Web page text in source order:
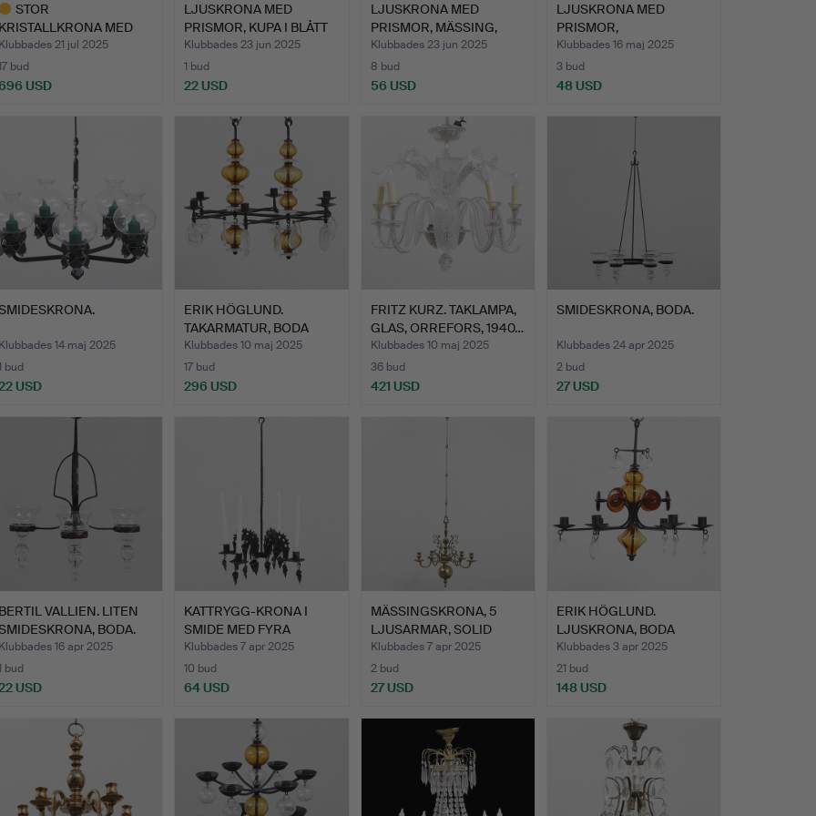
STOR
KRISTALLKRONA MED
KORGBOTTEN,
Klubbades 21 jul 2025
bud
USD
LJUSKRONA MED
PRISMOR, KUPA I BLÅTT
GLAS, …
Klubbades 23 jun 2025
1 bud
22 USD
LJUSKRONA MED
PRISMOR, MÄSSING,
DIAM 46, 1…
Klubbades 23 jun 2025
8 bud
56 USD
LJUSKRONA MED
PRISMOR,
GULDFÖRGYLLD, 1970-…
Klubbades 16 maj 2025
3 bud
48 USD
Klubbades 14 maj 2025
bud
USD
ERIK HÖGLUND.
TAKARMATUR, BODA
SMIDE.
Klubbades 10 maj 2025
17 bud
296 USD
FRITZ KURZ. TAKLAMPA,
GLAS, ORREFORS, 1940…
Klubbades 10 maj 2025
36 bud
421 USD
SMIDESKRONA, BODA.
Klubbades 24 apr 2025
2 bud
27 USD
BERTIL VALLIEN. LITEN
BODA.
Klubbades 16 apr 2025
bud
USD
KATTRYGG-KRONA I
SMIDE MED FYRA
LJUSARMAR,…
Klubbades 7 apr 2025
10 bud
64 USD
MÄSSINGSKRONA, 5
LJUSARMAR, SOLID
MÄSSING,…
Klubbades 7 apr 2025
2 bud
27 USD
ERIK HÖGLUND.
LJUSKRONA, BODA
SMIDE.
Klubbades 3 apr 2025
21 bud
148 USD